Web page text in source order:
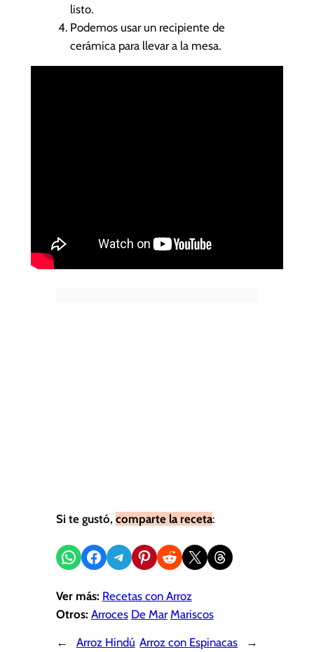
listo.
Podemos usar un recipiente de
cerámica para llevar a la mesa.
Si te gustó, comparte la receta:
Compartir en WhatsApp
Compartir en Facebook
Compartir en Telegram
Compartir en Pinterest
Compartir en Reddit
Compartir en X Share on Threads
Ver más: Recetas con Arroz
Otros: Arroces De Mar Mariscos
←
Arroz Hindú Arroz con Espinacas →